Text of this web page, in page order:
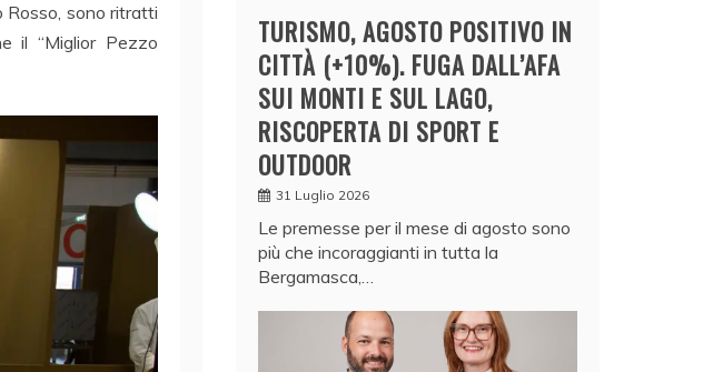
Rosso, sono ritratti
il “Miglior Pezzo
TURISMO, AGOSTO POSITIVO IN
CITTÀ (+10%). FUGA DALL’AFA
SUI MONTI E SUL LAGO,
RISCOPERTA DI SPORT E
OUTDOOR
31 Luglio 2026
Le premesse per il mese di agosto sono
più che incoraggianti in tutta la
Bergamasca,…